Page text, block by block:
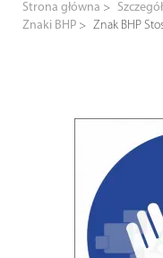
Strona główna
Znaki BHP
Znak BHP